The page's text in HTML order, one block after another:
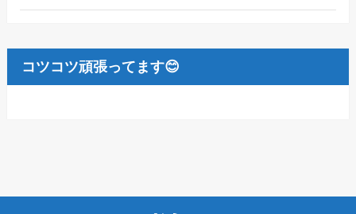
コツコツ頑張ってます😊